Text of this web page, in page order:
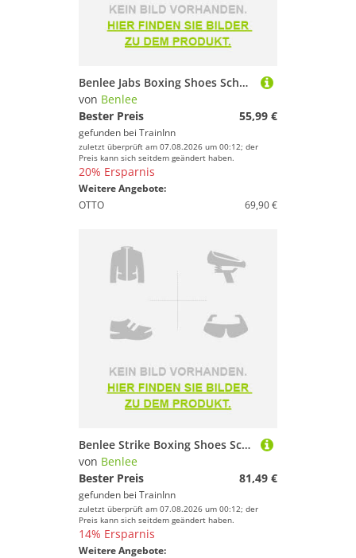
Benlee Jabs Boxing Shoes Schwarz EU 42
von Benlee
Bester Preis
55,99 €
gefunden bei TrainInn
zuletzt überprüft am 07.08.2026 um 00:12; der
Preis kann sich seitdem geändert haben.
20% Ersparnis
Weitere Angebote:
OTTO
69,90 €
Benlee Strike Boxing Shoes Schwarz EU 46 Mann
von Benlee
Bester Preis
81,49 €
gefunden bei TrainInn
zuletzt überprüft am 07.08.2026 um 00:12; der
Preis kann sich seitdem geändert haben.
14% Ersparnis
Weitere Angebote: